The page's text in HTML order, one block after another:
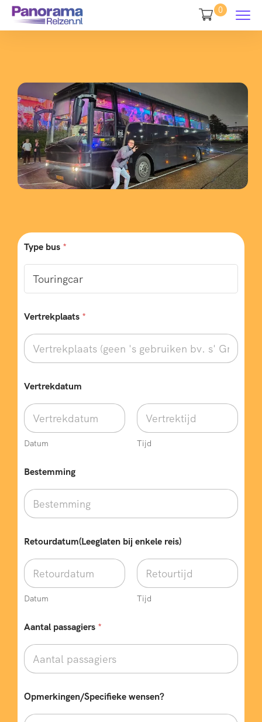
0
Type bus *
Vertrekplaats *
Vertrekdatum
Datum Tijd
Bestemming
Retourdatum(Leeglaten bij enkele reis)
Datum Tijd
Aantal passagiers *
Opmerkingen/Specifieke wensen?